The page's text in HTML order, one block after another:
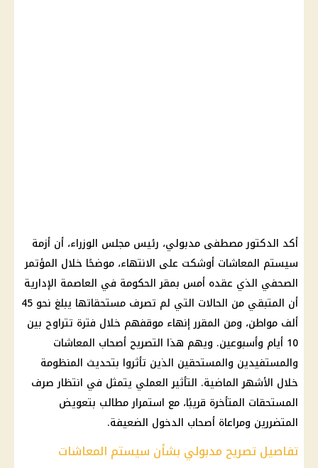
أكد الدكتور مصطفى مدبولي، رئيس مجلس الوزراء، أن أزمة
سيستم المعاشات أوشكت على الانتهاء، موضحًا خلال المؤتمر
الصحفي الذي عقده أمس بمقر الحكومة في العاصمة الإدارية
أن المتبقي من الحالات التي لم تصرف مستحقاتها يبلغ نحو 45
ألف مواطن، ومن المقرر إنهاء موقفهم خلال فترة تتراوح بين
10 أيام وأسبوعين. ويهم هذا التصريح
أصحاب المعاشات
والمستفيدين والمستحقين الذين تأثروا بتحديث المنظومة
خلال الأشهر الماضية. التأثير العملي يتمثل في انتظار صرف
المستحقات المتأخرة قريبًا، مع استمرار مطالب بتعويض
المتضررين ومراعاة أصحاب الدخول الضعيفة.
تفاصيل تصريح مدبولي بشأن سيستم المعاشات